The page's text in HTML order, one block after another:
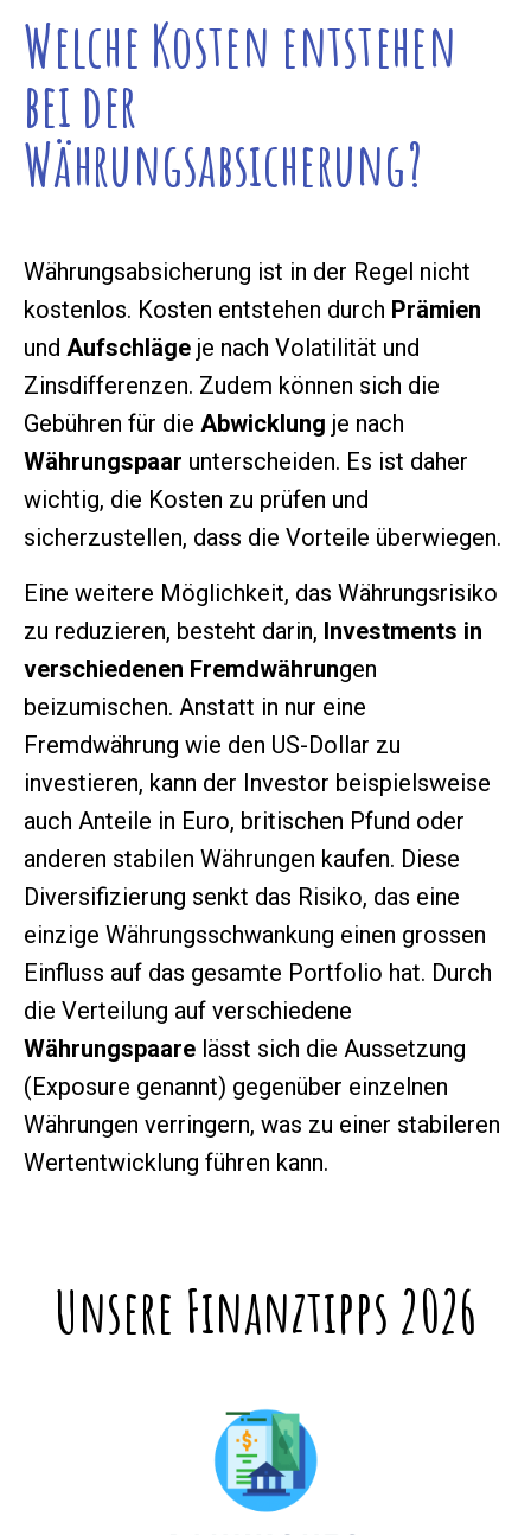
Welche Kosten entstehen
bei der
Währungsabsicherung?
Währungsabsicherung ist in der Regel nicht
kostenlos. Kosten entstehen durch Prämien
und Aufschläge je nach Volatilität und
Zinsdifferenzen. Zudem können sich die
Gebühren für die Abwicklung je nach
Währungspaar unterscheiden. Es ist daher
wichtig, die Kosten zu prüfen und
sicherzustellen, dass die Vorteile überwiegen.
Eine weitere Möglichkeit, das Währungsrisiko
zu reduzieren, besteht darin, Investments in
verschiedenen Fremdwährungen
beizumischen. Anstatt in nur eine
Fremdwährung wie den US-Dollar zu
investieren, kann der Investor beispielsweise
auch Anteile in Euro, britischen Pfund oder
anderen stabilen Währungen kaufen. Diese
Diversifizierung senkt das Risiko, das eine
einzige Währungsschwankung einen grossen
Einfluss auf das gesamte Portfolio hat. Durch
die Verteilung auf verschiedene
Währungspaare lässt sich die Aussetzung
(Exposure genannt) gegenüber einzelnen
Währungen verringern, was zu einer stabileren
Wertentwicklung führen kann.
Unsere Finanztipps 2026